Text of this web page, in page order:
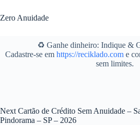
para
o
Zero Anuidade
♻️ Ganhe dinheiro: Indique &
Cadastre-se em https://reciklado.come
sem limites.
Next Cartão de Crédito Sem Anuidade –
Pindorama – SP – 2026